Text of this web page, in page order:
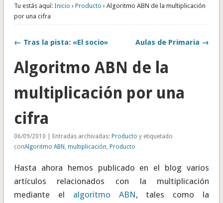
Tu estás aquí: Inicio › Producto › Algoritmo ABN de la multiplicación
por una cifra
← Tras la pista: «El socio» Aulas de Primaria →
Algoritmo ABN de la
multiplicación por una
cifra
06/09/2010 | Entradas archivadas: Producto y etiquetado
conAlgoritmo ABN , multiplicación, Producto
Hasta ahora hemos publicado en el blog varios
artículos relacionados con la multiplicación
mediante el algoritmo ABN, tales como la